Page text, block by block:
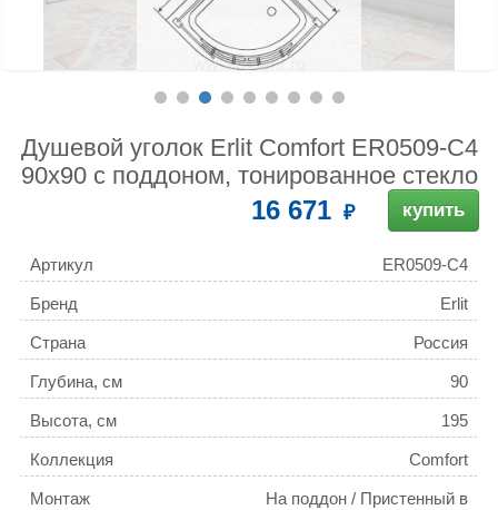
Душевой уголок Erlit Comfort ER0509-C4
90x90 с поддоном, тонированное стекло
16 671 купить
Артикул ER0509-C4
Бренд Erlit
Страна Россия
Глубина, см 90
Высота, см 195
Коллекция Comfort
Монтаж
На поддон / Пристенный в